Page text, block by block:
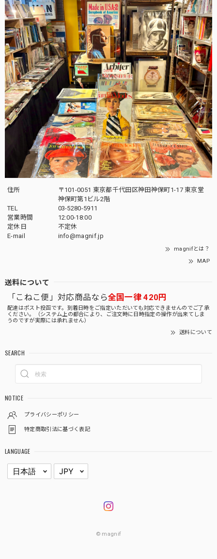
住所
〒101-0051 東京都千代田区神田神保町1-17 東京堂
神保町第1ビル2階
TEL
03-5280-5911
営業時間
12:00-18:00
定休日
不定休
E-mail
info@magnif.jp
magnifとは？
MAP
送料について
「こねこ便」対応商品なら全国一律 420円
配達はポスト投函です。到着日時をご指定いただいても対応できませんのでご了承
ください。（システム上の都合により、ご注文時に日時指定の操作が出来てしま
うのですが実際には承れません）
送料について
SEARCH
NOTICE
プライバシーポリシー
特定商取引法に基づく表記
LANGUAGE
© magnif